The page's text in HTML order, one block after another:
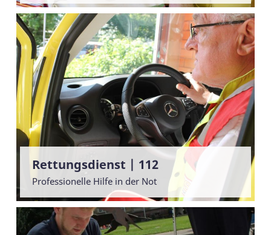
Rettungsdienst | 112
Professionelle Hilfe in der Not